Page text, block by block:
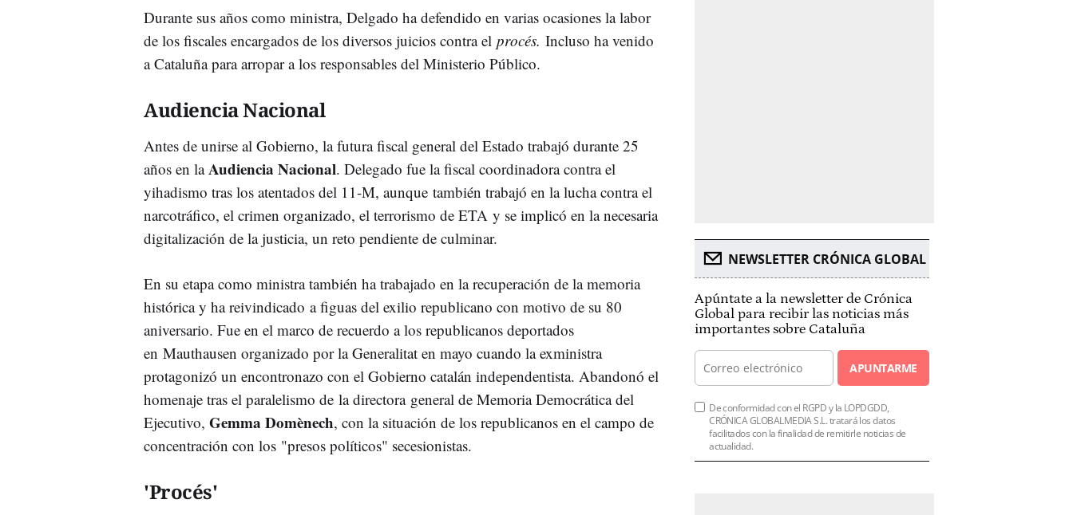
Durante sus años como ministra, Delgado ha defendido en varias ocasiones la labor
de los fiscales encargados de los diversos juicios contra el procés. Incluso ha venido
a Cataluña para arropar a los responsables del Ministerio Público.
Audiencia Nacional
Antes de unirse al Gobierno, la futura fiscal general del Estado trabajó durante 25
años en laAudiencia Nacional. Delegado fue la fiscal coordinadora contra el
yihadismo tras los atentados del 11-M, aunque también trabajó en la lucha contra el
narcotráfico, el crimen organizado, el terrorismo de ETA y se implicó en la necesaria
digitalización de la justicia, un reto pendiente de culminar.
En su etapa como ministra también ha trabajado en la recuperación de la memoria
histórica y ha reivindicado a figuas del exilio republicano con motivo de su 80
aniversario. Fue en el marco de recuerdo a los republicanos deportados
en Mauthausen organizado por la Generalitat en mayo cuando la exministra
protagonizó un encontronazo con el Gobierno catalán independentista. Abandonó el
homenaje tras el paralelismo de la directora general de Memoria Democrática del
Ejecutivo, Gemma Domènech, con la situación de los republicanos en el campo de
concentración con los "presos políticos" secesionistas.
'Procés'
NEWSLETTER CRÓNICA GLOBAL
Apúntate a la newsletter de Crónica
Global para recibir las noticias más
importantes sobre Cataluña
APUNTARME
De conformidad con el RGPD y la LOPDGDD,
CRÓNICA GLOBALMEDIA S.L. tratará los datos
facilitados con la finalidad de remitirle noticias de
actualidad.